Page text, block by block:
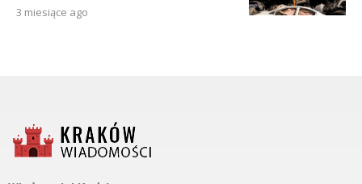
3 miesiące ago